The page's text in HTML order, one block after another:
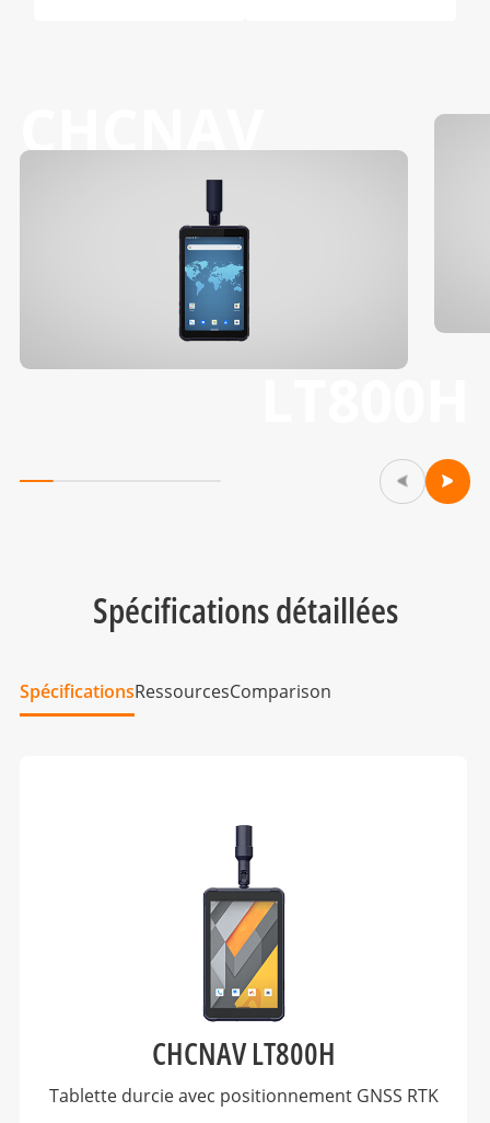
CHCNAV
Spécifications détaillées
SpécificationsRessourcesComparison
CHCNAV LT800H
Tablette durcie avec positionnement GNSS RTK